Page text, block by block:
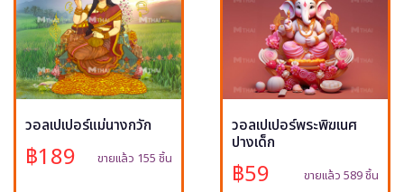
วอลเปเปอร์แม่นางกวัก
฿189 ขายแล้ว 155 ชิ้น
วอลเปเปอร์พระพิฆเนศ
ปางเด็ก
฿59 ขายแล้ว 589 ชิ้น